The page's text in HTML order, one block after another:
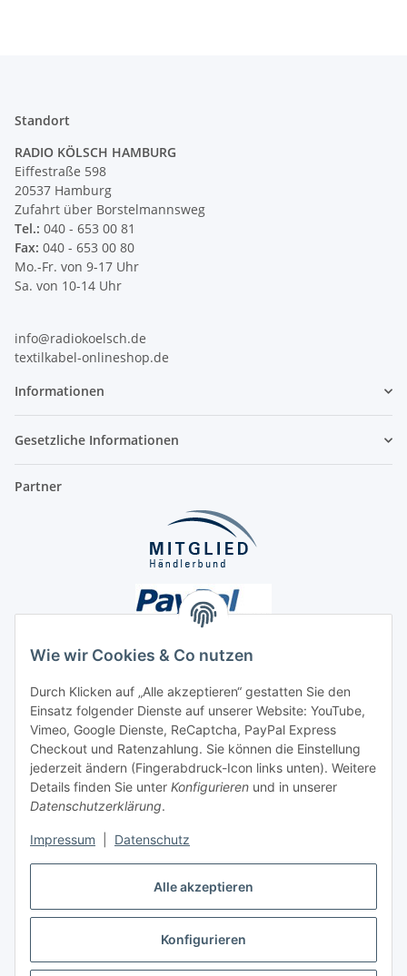
Alle akzeptieren
Konfigurieren
Wie wir Cookies & Co nutzen
Durch Klicken auf „Alle akzeptieren“ gestatten Sie den
Einsatz folgender Dienste auf unserer Website: YouTube,
Vimeo, Google Dienste, ReCaptcha, PayPal Express
Checkout und Ratenzahlung. Sie können die Einstellung
jederzeit ändern (Fingerabdruck-Icon links unten). Weitere
Details finden Sie unter Konfigurieren und in unserer
Datenschutzerklärung.
Impressum Datenschutz
Standort
RADIO KÖLSCH HAMBURG
Eiffestraße 598
20537 Hamburg
Zufahrt über Borstelmannsweg
Tel.: 040 - 653 00 81
Fax: 040 - 653 00 80
Mo.-Fr. von 9-17 Uhr
Sa. von 10-14 Uhr
info@radiokoelsch.de
textilkabel-onlineshop.de
Informationen
Gesetzliche Informationen
Partner
Unsere Seiten
Social Media
Vertrag widerrufen
* Alle Preise inkl. gesetzlicher USt., ** siehe Lieferbedingungen, zzgl.
Versand